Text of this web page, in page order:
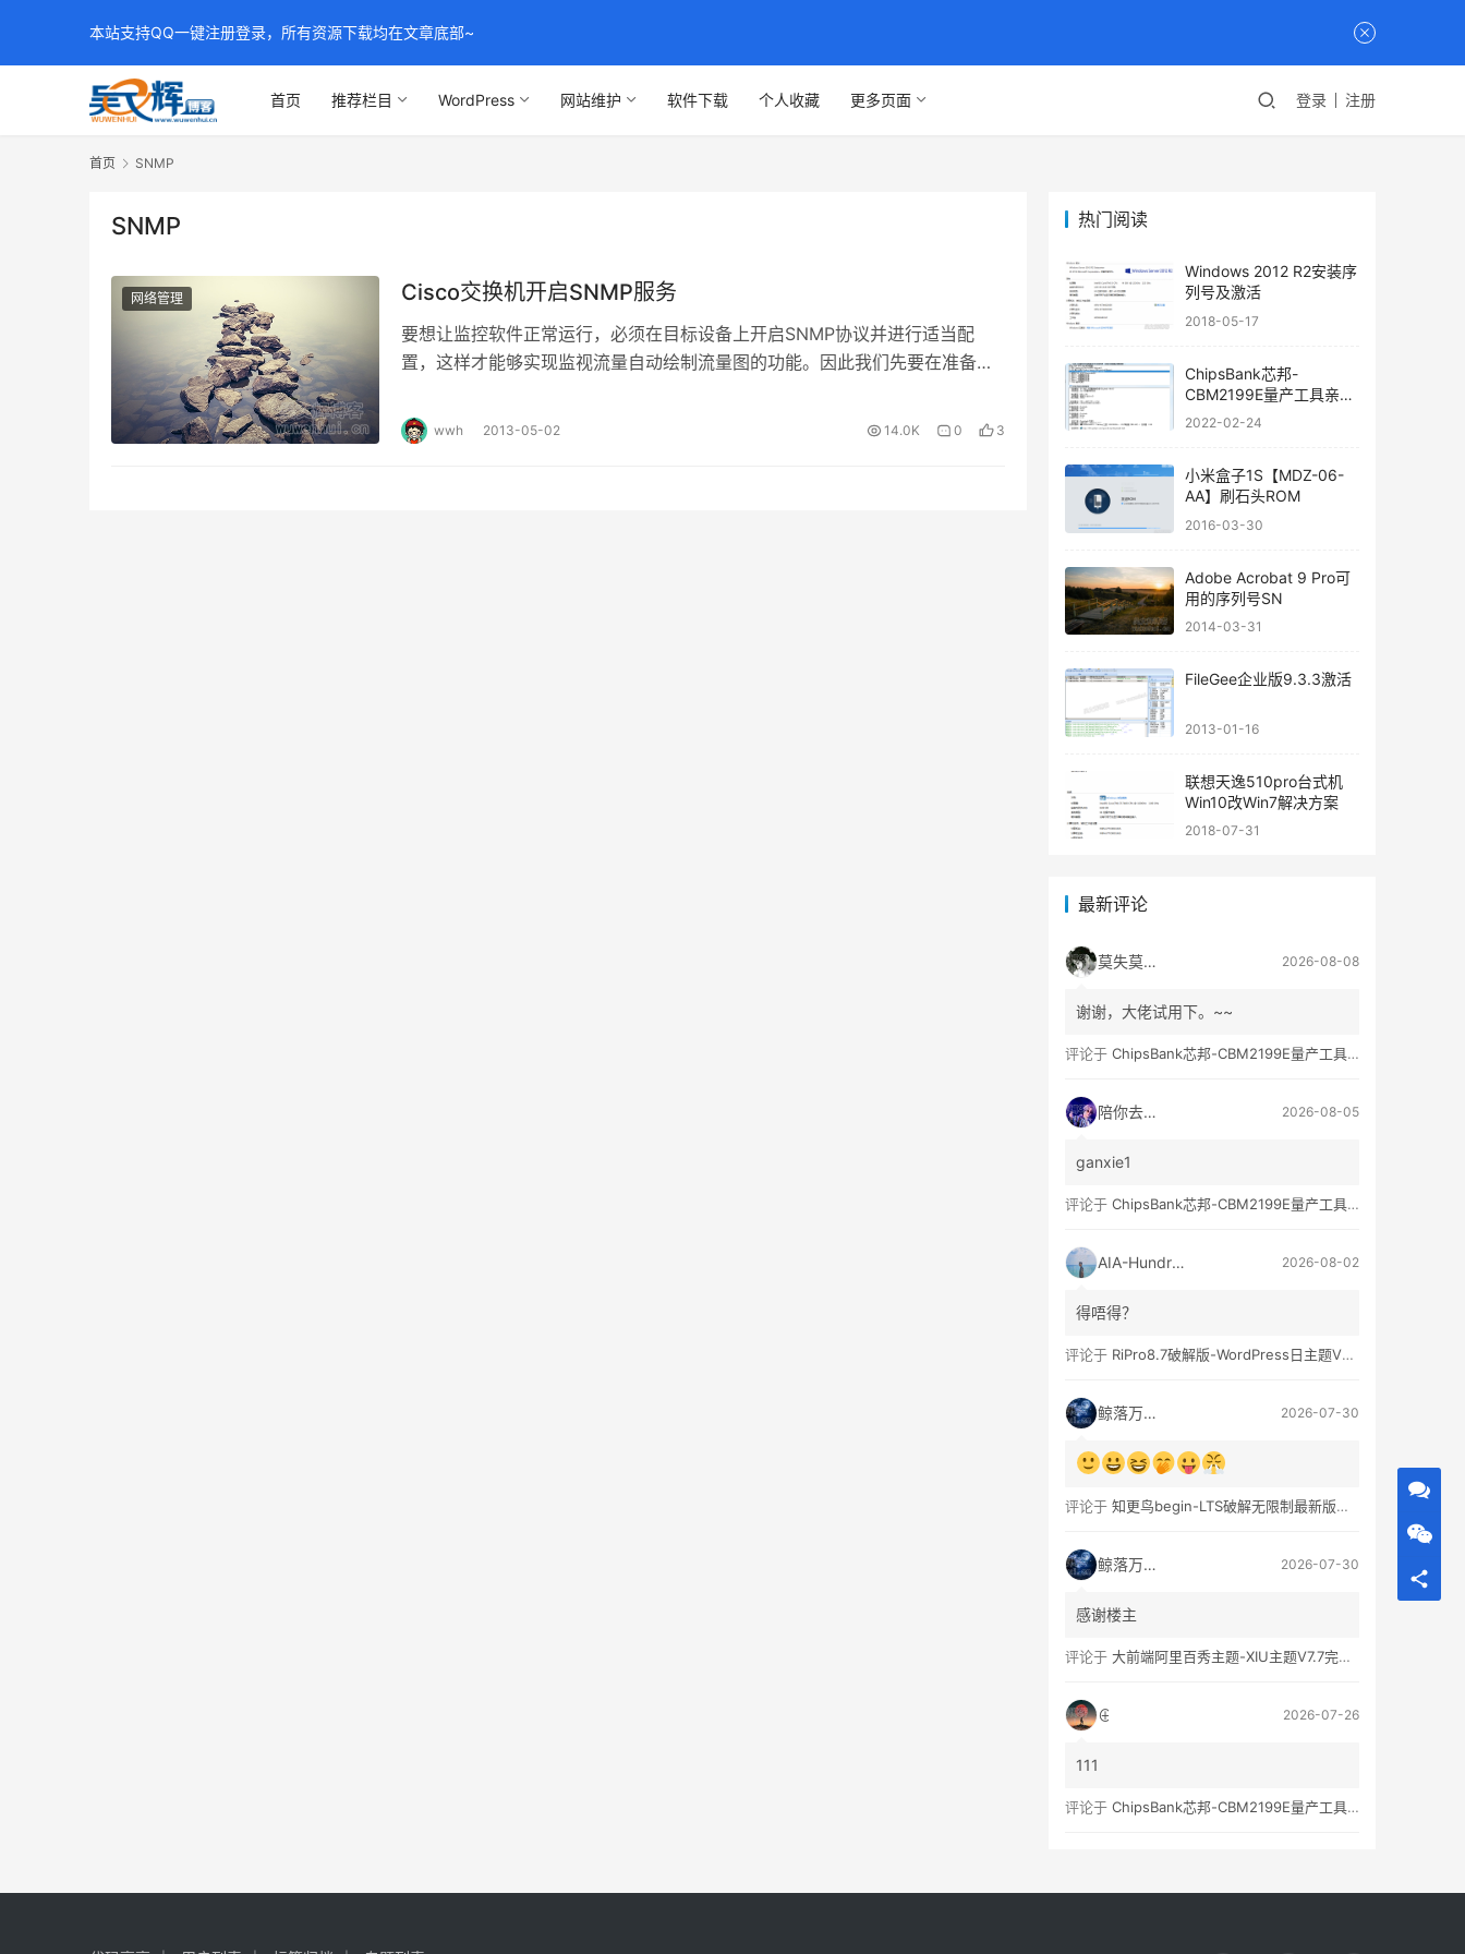
首页 推荐栏目 WordPress 网站维护 软件下载 个人收藏 更多页面 登录 注册
首页 SNMP
SNMP
网络管理 Cisco交换机开启SNMP服务
要想让监控软件正常运行，必须在目标设备上开启SNMP协议并进行适当配
置，这样才能够实现监视流量自动绘制流量图的功能。因此我们先要在准备监
wwh 2013-05-02 14.0K 0 3
热门阅读
Windows 2012 R2安装序
列号及激活
2018-05-17
ChipsBank芯邦-
CBM2199E量产工具亲测
可用
2022-02-24
小米盒子1S【MDZ-06-
AA】刷石头ROM
2016-03-30
Adobe Acrobat 9 Pro可
用的序列号SN
2014-03-31
FileGee企业版9.3.3激活
2013-01-16
联想天逸510pro台式机
Win10改Win7解决方案
2018-07-31
最新评论
莫失莫忘″ 2026-08-08
谢谢，大佬试用下。~~
评论于 ChipsBank芯邦-CBM2199E量产工具亲测可用
陪你去流浪 2026-08-05
ganxie1
评论于 ChipsBank芯邦-CBM2199E量产工具亲测可用
AIA-Hundred 2026-08-02
得唔得？
评论于 RiPro8.7破解版-WordPress日主题V8.7完整无限制版下载
鲸落万物生 2026-07-30
评论于 知更鸟begin-LTS破解无限制最新版WordPress主题模板
鲸落万物生 2026-07-30
感谢楼主
评论于 大前端阿里百秀主题-XIU主题V7.7完美破解无限制版
2026-07-26
111
评论于 ChipsBank芯邦-CBM2199E量产工具亲测可用
本站支持QQ一键注册登录，所有资源下载均在文章底部~